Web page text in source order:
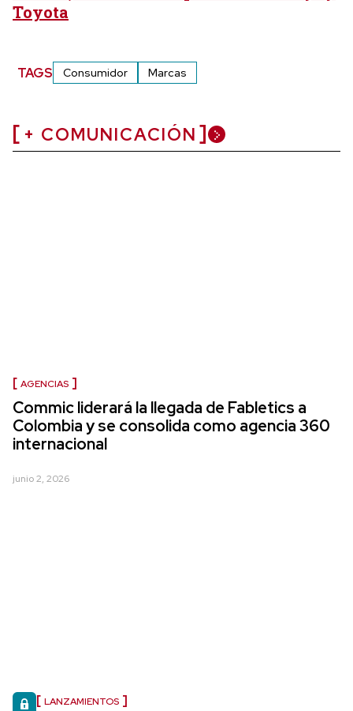
Toyota
TAGS Consumidor Marcas
+ COMUNICACIÓN
AGENCIAS
Commic liderará la llegada de Fabletics a
Colombia y se consolida como agencia 360
internacional
junio 2, 2026
LANZAMIENTOS